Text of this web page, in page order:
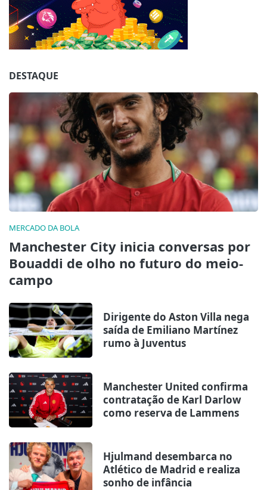
Jogue com responsabilidade. 18+
DESTAQUE
MERCADO DA BOLA
Manchester City inicia conversas por
Bouaddi de olho no futuro do meio-
campo
Dirigente do Aston Villa nega
saída de Emiliano Martínez
rumo à Juventus
Manchester United confirma
contratação de Karl Darlow
como reserva de Lammens
Hjulmand desembarca no
Atlético de Madrid e realiza
sonho de infância